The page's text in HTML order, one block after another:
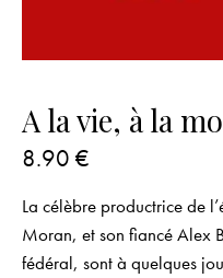
A la vie, à la
8.90 €
La célèbre productrice de
Moran, et son fiancé Alex
fédéral, sont à quelques